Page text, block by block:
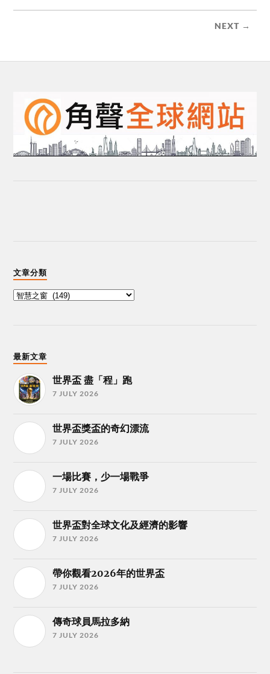
NEXT →
文章分類
最新文章
世界盃 盡「程」跑
7 JULY 2026
世界盃獎盃的奇幻漂流
7 JULY 2026
一場比賽，少一場戰爭
7 JULY 2026
世界盃對全球文化及經濟的影響
7 JULY 2026
帶你觀看2026年的世界盃
7 JULY 2026
傳奇球員馬拉多納
7 JULY 2026